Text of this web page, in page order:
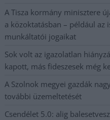
A Tisza kormány minisztere
a közoktatásban – például az
munkáltatói jogaikat
Sok volt az igazolatlan
kapott, más fideszesek még
A Szolnok megyei gazdák
további üzemeltetését
Csendélet 5.0: alig